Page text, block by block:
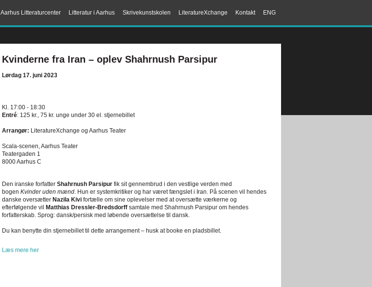
ENG
Kontakt
LiteratureXchange
Skrivekunstskolen
Litteratur i Aarhus
Aarhus Litteraturcenter
Kvinderne fra Iran – oplev Shahrnush Parsipur
Lørdag 17. juni 2023
Kl. 17:00 - 18:30
Entré: 125 kr., 75 kr. unge under 30 el. stjernebillet
Arrangør: LiteratureXchange og Aarhus Teater
Scala-scenen, Aarhus Teater
Teatergaden 1
8000 Aarhus C
Den iranske forfatter Shahrnush Parsipur fik sit gennembrud i den vestlige verden med
bogen Kvinder uden mænd. Hun er systemkritiker og har været fængslet i Iran. På scenen vil hendes
danske oversætter Nazila Kivi fortælle om sine oplevelser med at oversætte værkerne og
efterfølgende vil
Matthias Dressler-Bredsdorff samtale med Shahrnush Parsipur om hendes
forfatterskab. Sprog: dansk/persisk med løbende oversættelse til dansk.
Du kan benytte din stjernebillet til dette arrangement – husk at booke en pladsbillet.
Læs mere her